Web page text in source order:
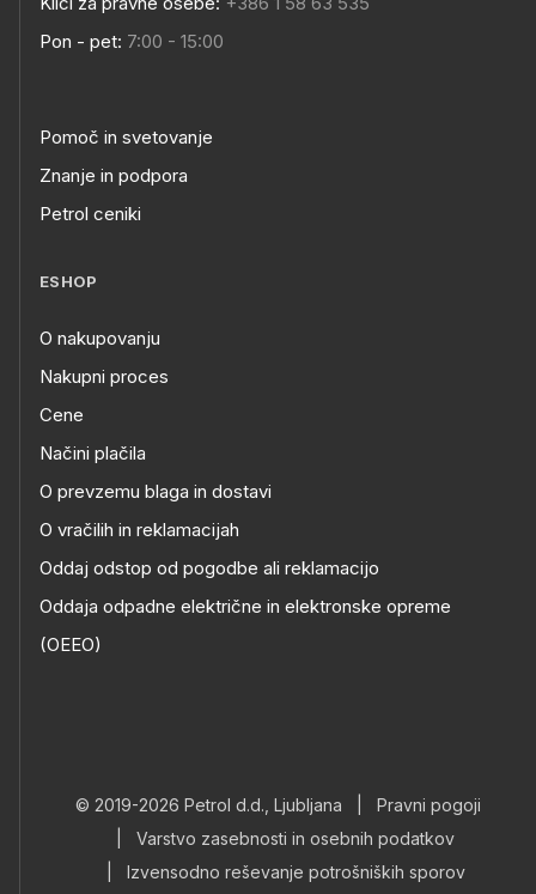
Pon - pet: 7:00 - 15:00
Pomoč in svetovanje
Znanje in podpora
Petrol ceniki
ESHOP
O nakupovanju
Nakupni proces
Cene
Načini plačila
O prevzemu blaga in dostavi
O vračilih in reklamacijah
Oddaj odstop od pogodbe ali reklamacijo
Oddaja odpadne električne in elektronske opreme
(OEEO)
© 2019-2026 Petrol d.d., Ljubljana
Pravni pogoji
Varstvo zasebnosti in osebnih podatkov
Izvensodno reševanje potrošniških sporov